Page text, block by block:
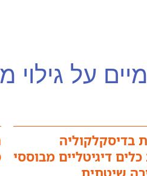
על גילוי
בדיסקלקוליה
דיגיטליים מבוססי